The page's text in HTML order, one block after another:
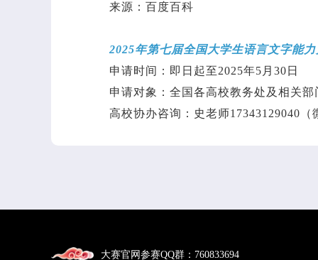
来源：百度百科
2025年第七届全国大学生语言文字能
申请时间：即日起至2025年5月30日
申请对象：全国各高校教务处及相关
高校协办咨询：史老师17343129040（
大赛官网参赛QQ群： 760833694